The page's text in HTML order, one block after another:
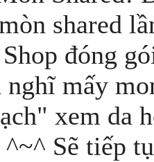
shared
đóng
mấy
xem da
Sẽ tiếp